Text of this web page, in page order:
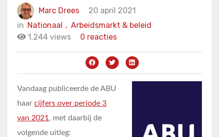
Marc Drees
20 april 2021
in
Arbeidsmarkt & beleid
Nationaal ,
1.244 views
0 reacties
Vandaag publiceerde de ABU
haar cijfers over periode 3
van 2021 , met daarbij de
volgende uitleg: